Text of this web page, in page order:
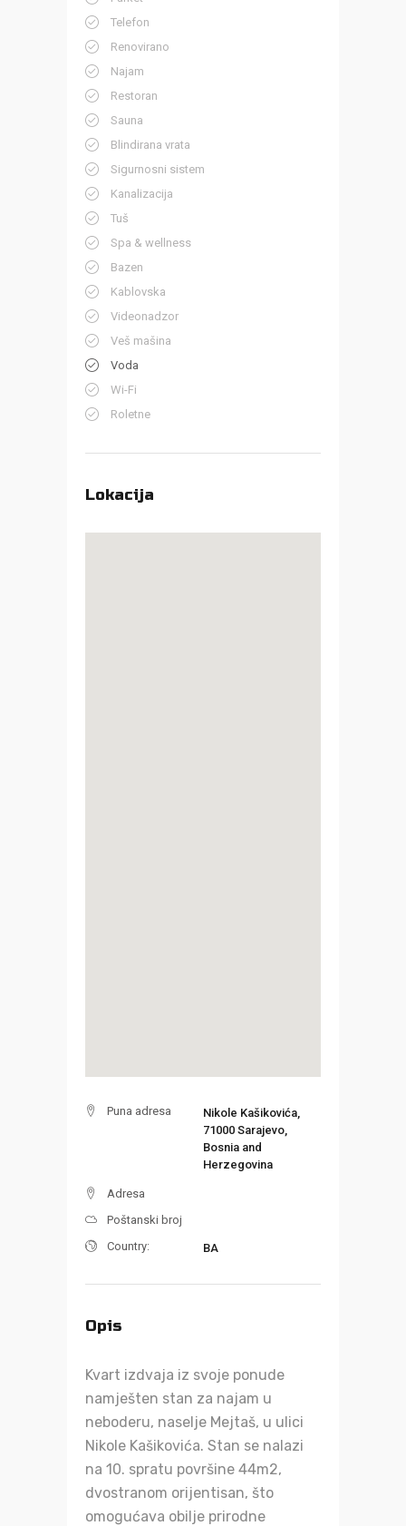
Telefon
Renovirano
Najam
Restoran
Sauna
Blindirana vrata
Sigurnosni sistem
Kanalizacija
Tuš
Spa & wellness
Bazen
Kablovska
Videonadzor
Veš mašina
Voda
Wi-Fi
Roletne
Lokacija
Puna adresa
Nikole Kašikovića,
71000 Sarajevo,
Bosnia and
Herzegovina
Adresa
Poštanski broj
Country:
BA
Opis
Kvart izdvaja iz svoje ponude
namješten stan za najam u
neboderu, naselje Mejtaš, u ulici
Nikole Kašikovića. Stan se nalazi
na 10. spratu površine 44m2,
dvostranom orijentisan, što
omogućava obilje prirodne